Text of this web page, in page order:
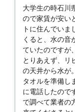
大学生の時石川
ので家賃が安い
トに住んでい
くると、水の音
ていたのですが
とりあえず、リ
の天井から水が
タオルを準備し
に電話したので
で調べて業者の